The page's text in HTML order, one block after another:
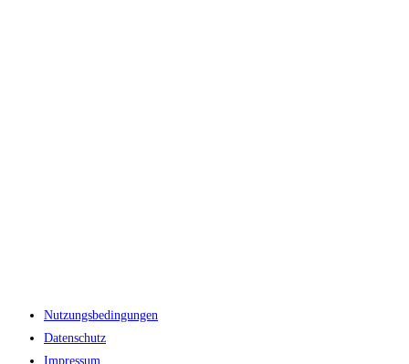
Nutzungsbedingungen
Datenschutz
Impressum